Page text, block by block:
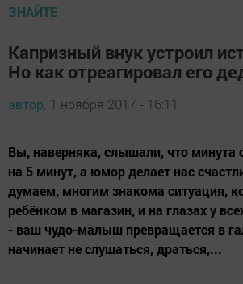
ЗНАЙТЕ
Капризный внук устроил
Но как отреагировал его
автор, 1 ноября 2017 - 16:11
Вы, наверняка, слышали, что минута
на 5 минут, а юмор делает нас
думаем, многим знакома ситуация,
ребёнком в магазин, и на глазах у
- ваш чудо-малыш превращается в
начинает не слушаться, драться,...